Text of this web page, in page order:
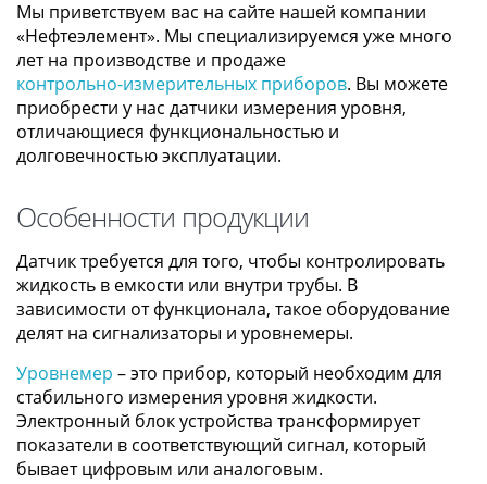
Мы приветствуем вас на сайте нашей компании
«Нефтеэлемент». Мы специализируемся уже много
лет на производстве и продаже
контрольно-измерительных приборов. Вы можете
приобрести у нас датчики измерения уровня,
отличающиеся функциональностью и
долговечностью эксплуатации.
Особенности продукции
Датчик требуется для того, чтобы контролировать
жидкость в емкости или внутри трубы. В
зависимости от функционала, такое оборудование
делят на сигнализаторы и уровнемеры.
Уровнемер – это прибор, который необходим для
стабильного измерения уровня жидкости.
Электронный блок устройства трансформирует
показатели в соответствующий сигнал, который
бывает цифровым или аналоговым.